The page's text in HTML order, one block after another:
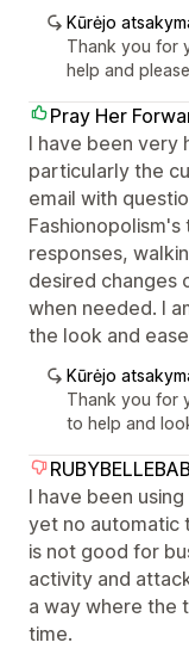
Kūrėjo
Thank you for
help and
Pray Her
I have been very
particularly the
email with
responses,
desired changes
when needed. I
the look and
Kūrėjo
Thank you for
to help and
I have been
yet no automatic
is not good for
activity and
a way where the
time.